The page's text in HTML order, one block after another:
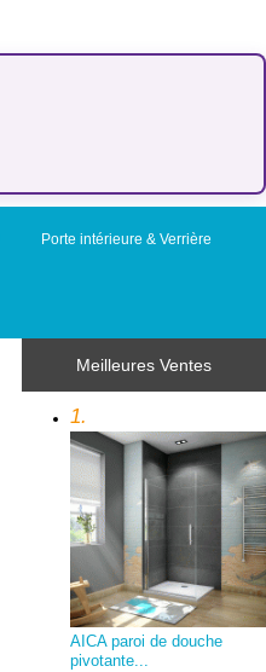
Porte intérieure & Verrière
Meilleures Ventes
1.
AICA paroi de douche
pivotante...